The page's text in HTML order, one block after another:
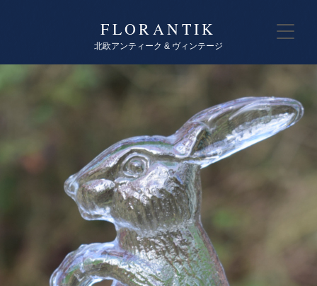
FLORANTIK
北欧アンティーク & ヴィンテージ